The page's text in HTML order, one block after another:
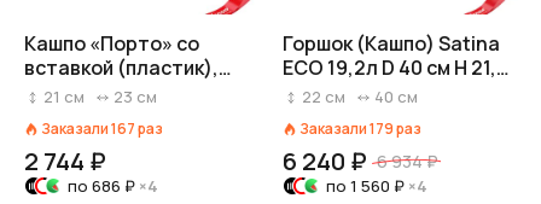
Кашпо «Порто» со
вставкой (пластик),
D23хH21см, 6л, белый
21 см 23 см
Заказали167раз
2 744 ₽
по 686 ₽ ×4
Горшок (Кашпо) Satina
ECO 19,2л D 40 см H 21,5
см Серый
22 см 40 см
Заказали179раз
6 240 ₽ 6 934 ₽
по 1 560 ₽ ×4